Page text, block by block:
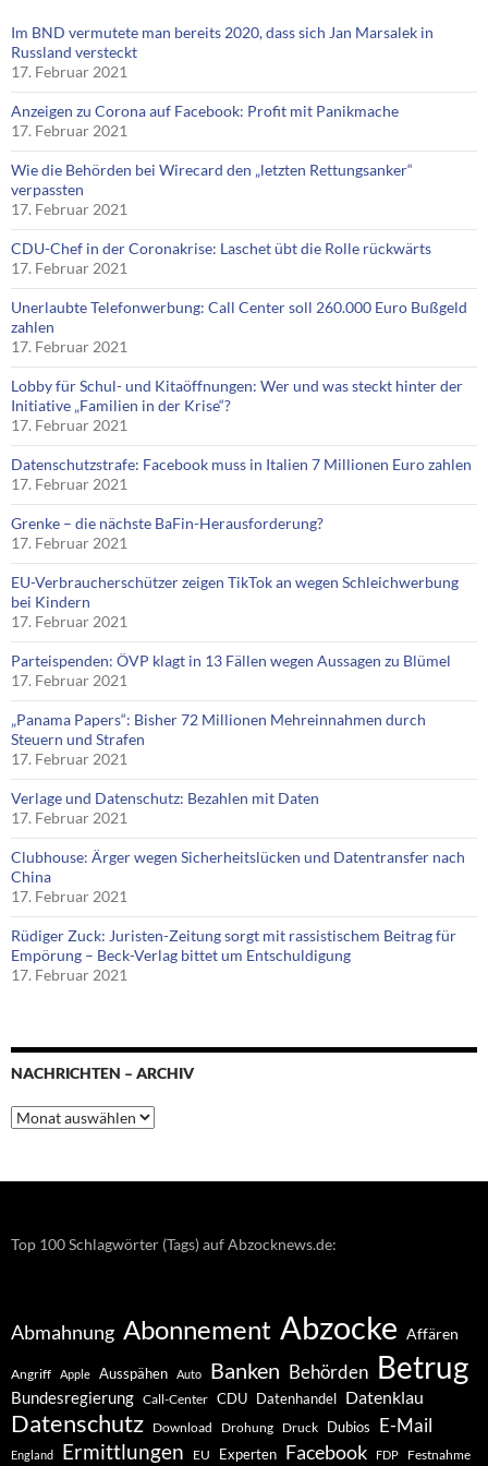
Im BND vermutete man bereits 2020, dass sich Jan Marsalek in
Russland versteckt
17. Februar 2021
Anzeigen zu Corona auf Facebook: Profit mit Panikmache
17. Februar 2021
Wie die Behörden bei Wirecard den „letzten Rettungsanker“
verpassten
17. Februar 2021
CDU-Chef in der Coronakrise: Laschet übt die Rolle rückwärts
17. Februar 2021
Unerlaubte Telefonwerbung: Call Center soll 260.000 Euro Bußgeld
zahlen
17. Februar 2021
Lobby für Schul- und Kitaöffnungen: Wer und was steckt hinter der
Initiative „Familien in der Krise“?
17. Februar 2021
Datenschutzstrafe: Facebook muss in Italien 7 Millionen Euro zahlen
17. Februar 2021
Grenke – die nächste BaFin-Herausforderung?
17. Februar 2021
EU-Verbraucherschützer zeigen TikTok an wegen Schleichwerbung
bei Kindern
17. Februar 2021
Parteispenden: ÖVP klagt in 13 Fällen wegen Aussagen zu Blümel
17. Februar 2021
„Panama Papers“: Bisher 72 Millionen Mehreinnahmen durch
Steuern und Strafen
17. Februar 2021
Verlage und Datenschutz: Bezahlen mit Daten
17. Februar 2021
Clubhouse: Ärger wegen Sicherheitslücken und Datentransfer nach
China
17. Februar 2021
Rüdiger Zuck: Juristen-Zeitung sorgt mit rassistischem Beitrag für
Empörung – Beck-Verlag bittet um Entschuldigung
17. Februar 2021
NACHRICHTEN – ARCHIV
Nachrichten
–
Top 100 Schlagwörter (Tags) auf Abzocknews.de:
Abmahnung Abonnement Abzocke Affären
Angriff Apple Ausspähen Auto Banken Behörden Betrug
Bundesregierung Call-Center CDU Datenhandel Datenklau
Datenschutz Download Drohung Druck Dubios E-Mail
England Ermittlungen EU Experten Facebook FDP Festnahme